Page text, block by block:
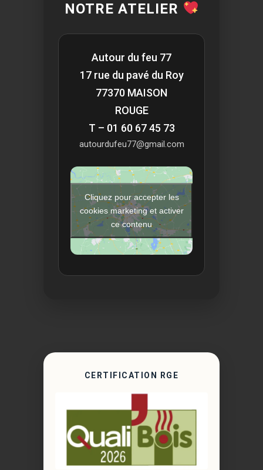
NOTRE ATELIER
Autour du feu 77
17 rue du pavé du Roy
77370 MAISON
ROUGE
T – 01 60 67 45 73
autourdufeu77@gmail.com
Cliquez pour accepter les
cookies marketing et activer
ce contenu
CERTIFICATION RGE